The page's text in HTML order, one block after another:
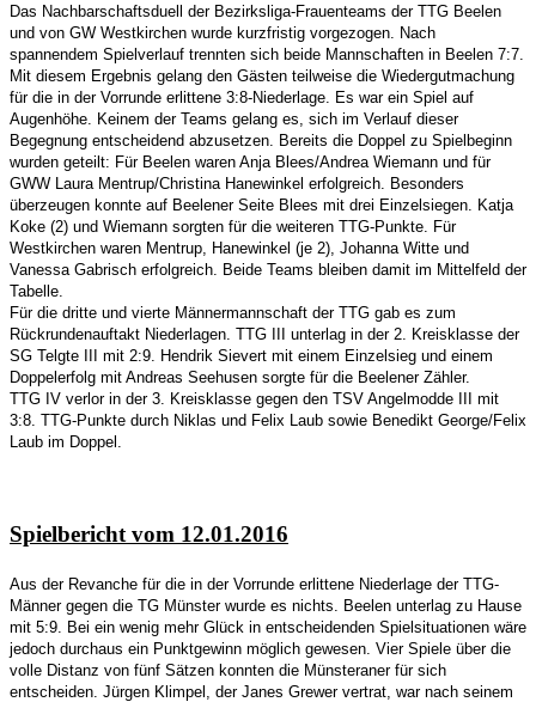
Das Nachbarschaftsduell der Bezirksliga-Frauenteams der TTG Beelen
und von GW Westkirchen wurde kurzfristig vorgezogen. Nach
spannendem Spielverlauf trennten sich beide Mannschaften in Beelen 7:7.
Mit diesem Ergebnis gelang den Gästen teilweise die Wiedergutmachung
für die in der Vorrunde erlittene 3:8-Niederlage. Es war ein Spiel auf
Augenhöhe. Keinem der Teams gelang es, sich im Verlauf dieser
Begegnung entscheidend abzusetzen. Bereits die Doppel zu Spielbeginn
wurden geteilt: Für Beelen waren Anja Blees/Andrea Wiemann und für
GWW Laura Mentrup/Christina Hanewinkel erfolgreich. Besonders
überzeugen konnte auf Beelener Seite Blees mit drei Einzelsiegen. Katja
Koke (2) und Wiemann sorgten für die weiteren TTG-Punkte. Für
Westkirchen waren Mentrup, Hanewinkel (je 2), Johanna Witte und
Vanessa Gabrisch erfolgreich. Beide Teams bleiben damit im Mittelfeld der
Tabelle.
Für die dritte und vierte Männermannschaft der TTG gab es zum
Rückrundenauftakt Niederlagen. TTG III unterlag in der 2. Kreisklasse der
SG Telgte III mit 2:9. Hendrik Sievert mit einem Einzelsieg und einem
Doppelerfolg mit Andreas Seehusen sorgte für die Beelener Zähler.
TTG IV verlor in der 3. Kreisklasse gegen den TSV Angelmodde III mit
3:8. TTG-Punkte durch Niklas und Felix Laub sowie Benedikt George/Felix
Laub im Doppel.
Spielbericht vom 12.01.2016
Aus der Revanche für die in der Vorrunde erlittene Niederlage der TTG-
Männer gegen die TG Münster wurde es nichts. Beelen unterlag zu Hause
mit 5:9. Bei ein wenig mehr Glück in entscheidenden Spielsituationen wäre
jedoch durchaus ein Punktgewinn möglich gewesen. Vier Spiele über die
volle Distanz von fünf Sätzen konnten die Münsteraner für sich
entscheiden. Jürgen Klimpel, der Janes Grewer vertrat, war nach seinem